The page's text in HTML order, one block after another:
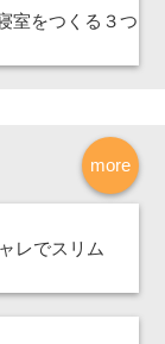
室をつくる３つ
more
レでスリム